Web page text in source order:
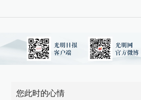
您此时的心情